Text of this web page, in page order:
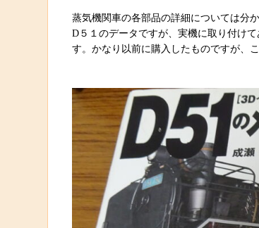
蒸気機関車の各部品の詳細については分
D５１のデータですが、実機に取り付け
す。かなり以前に購入したものですが、